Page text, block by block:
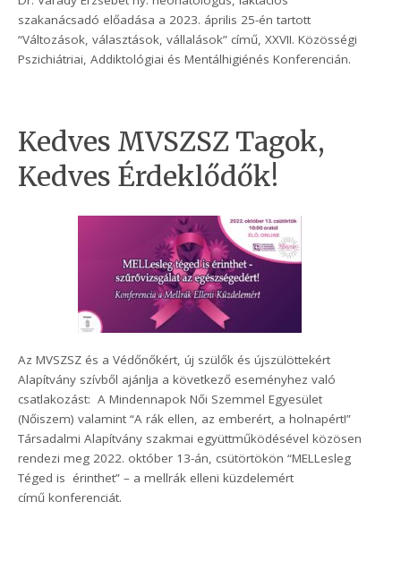
szakanácsadó előadása a 2023. április 25-én tartott
“Változások, választások, vállalások” című, XXVII. Közösségi
Pszichiátriai, Addiktológiai és Mentálhigiénés Konferencián.
Kedves MVSZSZ Tagok,
Kedves Érdeklődők!
Az MVSZSZ és a Védőnőkért, új szülők és újszülöttekért
Alapítvány szívből ajánlja a következő eseményhez való
csatlakozást: A Mindennapok Női Szemmel Egyesület
(Nőiszem) valamint “A rák ellen, az emberért, a holnapért!”
Társadalmi Alapítvány szakmai együttműködésével közösen
rendezi meg 2022. október 13-án, csütörtökön “MELLesleg
Téged is érinthet” – a mellrák elleni küzdelemért
című konferenciát.